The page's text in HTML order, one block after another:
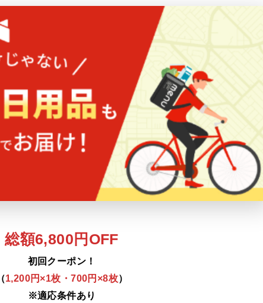
総額6,800円OFF
初回クーポン！
（1,200円×1枚・700円×8枚）
※適応条件あり